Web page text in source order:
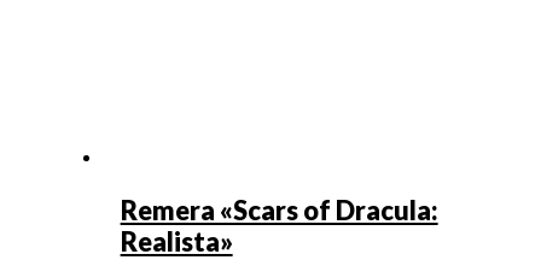
Remera «Scars of Dracula:
Realista»